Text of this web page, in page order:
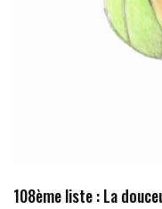
108ème liste : La